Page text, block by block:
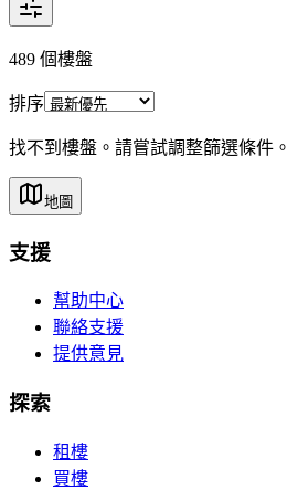
489 個樓盤
排序
找不到樓盤。請嘗試調整篩選條件。
地圖
支援
幫助中心
聯絡支援
提供意見
探索
租樓
買樓